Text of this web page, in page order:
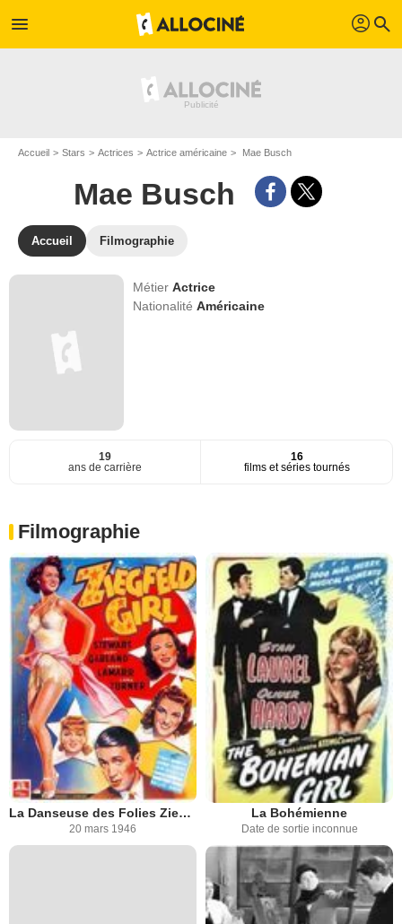
menu profil search
Accueil Stars Actrices Actrice américaine Mae Busch
Mae Busch
Accueil Filmographie
MétierActrice
NationalitéAméricaine
19
ans de carrière
16
films et séries tournés
Filmographie
La Danseuse des Folies Ziegfeld
20 mars 1946
La Bohémienne
Date de sortie inconnue